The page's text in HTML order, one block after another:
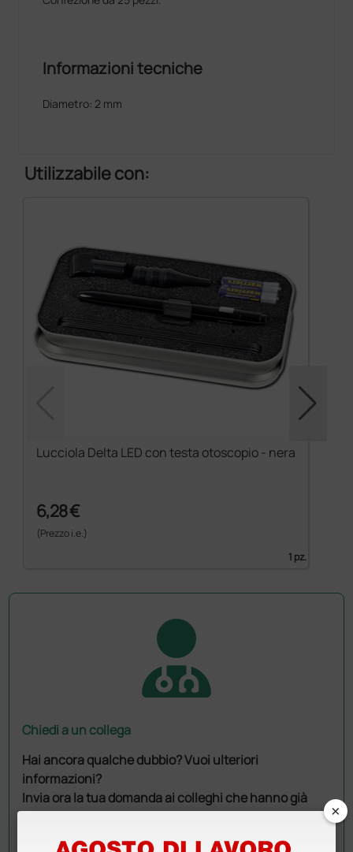
Informazioni tecniche
Diametro: 2 mm
Utilizzabile con:
Lucciola Delta LED con testa otoscopio - nera
6,28 €
(Prezzo i.e.)
1 pz.
Chiedi a un collega
Hai ancora qualche dubbio? Vuoi ulteriori
informazioni?
Invia ora la tua domanda ai colleghi che hanno già
acquistato questo prodotto.
×